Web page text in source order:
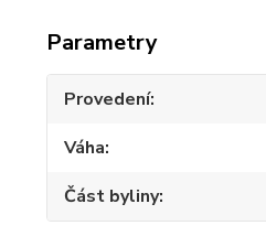
Parametry
Provedení
Váha
Část byliny